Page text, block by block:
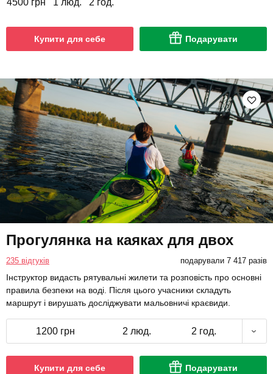
4500 грн 1 люд. 2 год.
Купити для себе Подарувати
Прогулянка на каяках для двох
235 відгуків подарували 7 417 разів
Інструктор видасть рятувальні жилети та розповість про основні
правила безпеки на воді. Після цього учасники складуть
маршрут і вирушать досліджувати мальовничі краєвиди.
1200 грн 2 люд. 2 год.
Купити для себе Подарувати